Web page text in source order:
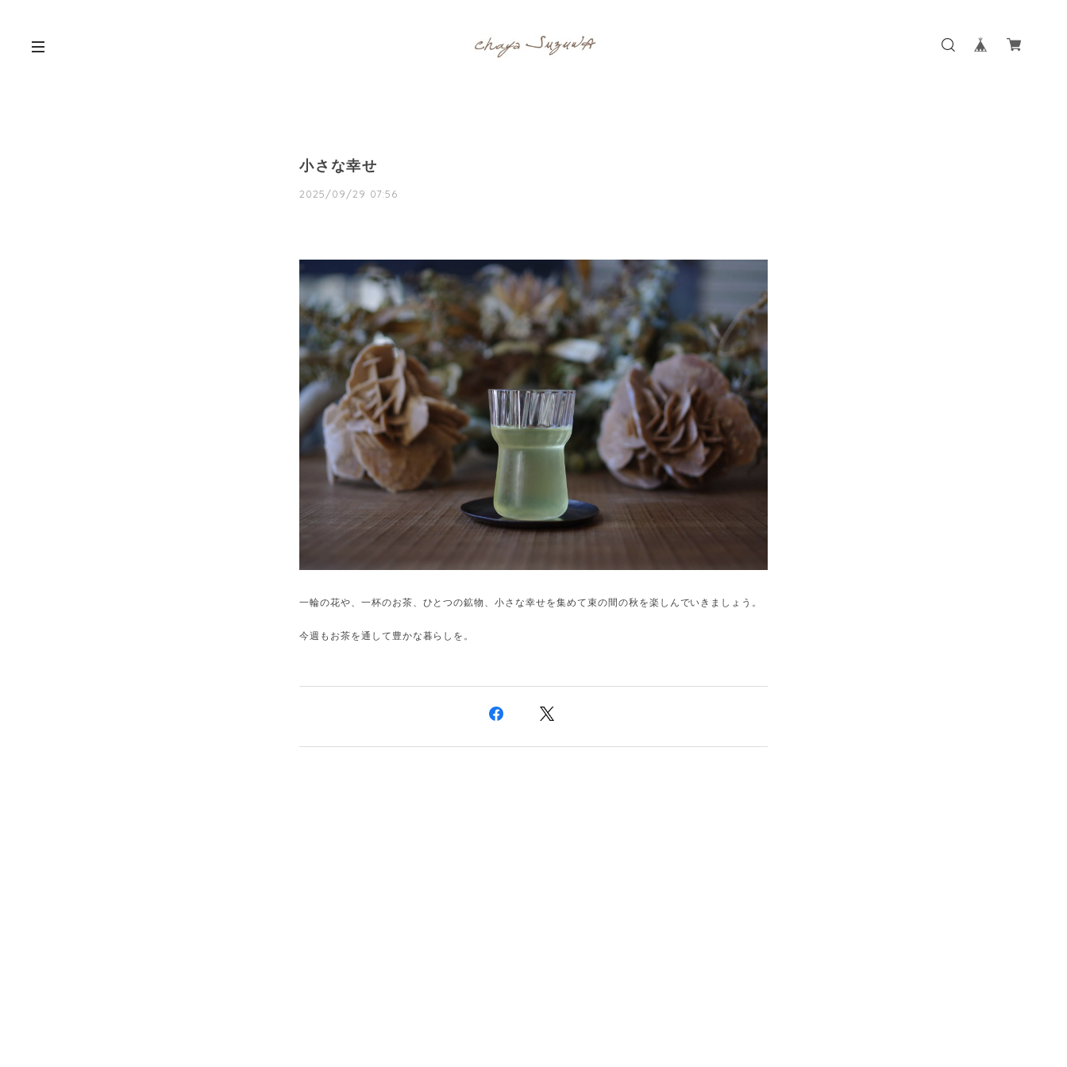
小さな幸せ
2025/09/29 07:56
一輪の花や、一杯のお茶、ひとつの鉱物、小さな幸せを集めて束の間の秋を楽しんでいきましょう。
今週もお茶を通して豊かな暮らしを。